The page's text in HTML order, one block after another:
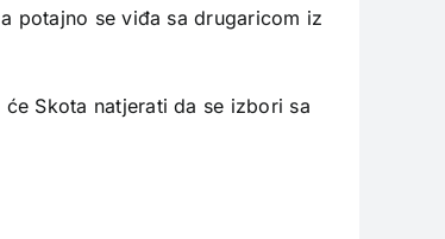
potajno se viđa sa drugaricom iz
Skota natjerati da se izbori sa